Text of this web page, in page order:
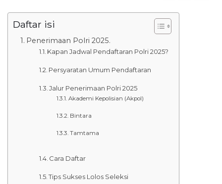
Daftar isi
Penerimaan Polri 2025.
Kapan Jadwal Pendaftaran Polri 2025?
Persyaratan Umum Pendaftaran
Jalur Penerimaan Polri 2025
Akademi Kepolisian (Akpol)
Bintara
Tamtama
Cara Daftar
Tips Sukses Lolos Seleksi